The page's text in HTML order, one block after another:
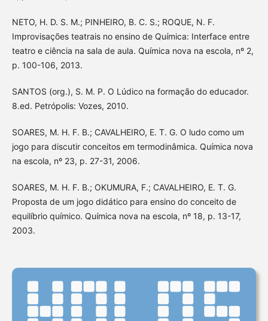
NETO, H. D. S. M.; PINHEIRO, B. C. S.; ROQUE, N. F.
Improvisações teatrais no ensino de Química: Interface entre
teatro e ciência na sala de aula. Química nova na escola, nº 2,
p. 100-106, 2013.
SANTOS (org.), S. M. P. O Lúdico na formação do educador.
8.ed. Petrópolis: Vozes, 2010.
SOARES, M. H. F. B.; CAVALHEIRO, E. T. G. O ludo como um
jogo para discutir conceitos em termodinâmica. Química nova
na escola, nº 23, p. 27-31, 2006.
SOARES, M. H. F. B.; OKUMURA, F.; CAVALHEIRO, E. T. G.
Proposta de um jogo didático para ensino do conceito de
equilíbrio químico. Química nova na escola, nº 18, p. 13-17,
2003.